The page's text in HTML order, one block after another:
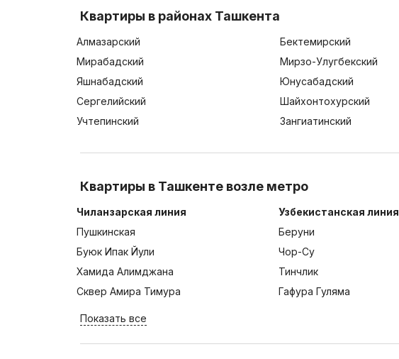
Квартиры в районах Ташкента
Алмазарский Бектемирский
Мирабадский
Мирзо-Улугбекский
Яшнабадский
Юнусабадский
Сергелийский
Шайхонтохурский
Учтепинский
Зангиатинский
Квартиры в Ташкенте возле метро
Чиланзарская линия
Пушкинская
Буюк Ипак Йули
Хамида Алимджана
Сквер Амира Тимура
Узбекистанская линия
Беруни
Чор-Су
Тинчлик
Гафура Гуляма
Показать все